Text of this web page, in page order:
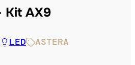
Kit AX9
LED ASTERA